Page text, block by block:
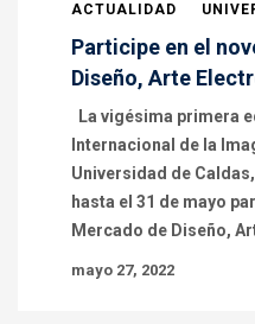
ACTUALIDAD
Participe en el
Diseño, Arte
La vigésima primera
Internacional de la
Universidad de
hasta el 31 de mayo
Mercado de Diseño,
mayo 27, 2022